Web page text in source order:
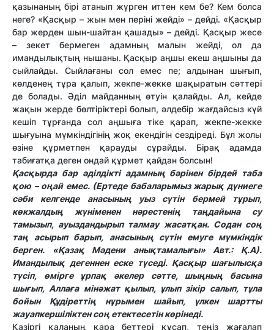
қазынаның бірі атанып жүрген иттен кем бе? Кем болса
неге? «Қасқыр – жын мен періні жейді» – дейді. «Қасқыр
бар жерден шын-шайтан қашады» – дейді. Қасқыр жесе
– зекет бермеген адамның малын жейді, ол да
имандылықтың нышаны. Қасқыр аңшы екеш аңшыны да
сыйлайды. Сыйлағаны сол емес пе; алдынан шығып,
көлденең тұра қалып, жекпе-жекке шақыратын сәттері
де болады. Әділ майданның өтуін қалайды. Ал, кейде
жақын жерде бөлтіріктері болып, әлдебір жағдайсыз күй
кешіп тұрғанда сол аңшыға тіке қарап, жекпе-жекке
шығуына мүмкіндігінің жоқ екендігін сездіреді. Бұл жолы
өзіне құрметпен қарауды сұрайды. Бірақ адамда
табиғатқа деген ондай құрмет қайдан болсын!
Қасқырда бар әділдікті адамның бәрінен бірдей таба
қою – оңай емес. (Ертеде бабаларымыз жарық дүниеге
сәби келгенде анасының уыз сүтін бермей тұрып,
көкжалдың жүніменен нәрестенің таңдайына су
тамызып, ауыздандырып талмау жасатқан. Содан соң
таң асырып барып, анасының сүтін емуге мүмкіндік
берген. «Қазақ Мәдени анықтамалығы» Авт.: Қ.А).
Имандылық дегеннен еске түседі. Қасқыр шағылысқа
түсіп, өмірге ұрпақ әкелер сәтте, шыңның басына
шығып, Аллаға мінәжат қылып, ұлып зікір салып, тұла
бойын Құдіреттің нұрымен шайып, үлкен шартты
жауапкершіліктен соң етектесетін көрінеді.
Қазіргі қаланың қара беттері құсап, теңіз жағалап